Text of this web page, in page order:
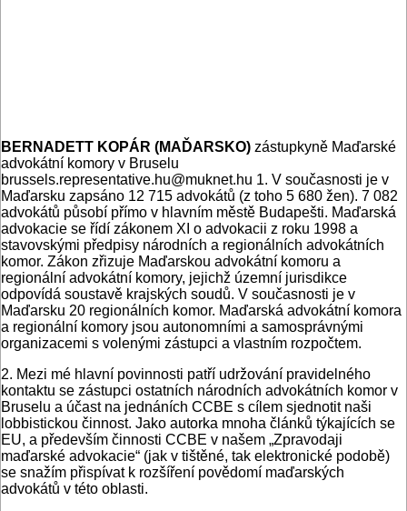
BERNADETT KOPÁR (MAĎARSKO) zástupkyně Maďarské
advokátní komory v Bruselu
brussels.representative.hu@muknet.hu 1. V současnosti je v
Maďarsku zapsáno 12 715 advokátů (z toho 5 680 žen). 7 082
advokátů působí přímo v hlavním městě Budapešti. Maďarská
advokacie se řídí zákonem XI o advokacii z roku 1998 a
stavovskými předpisy národních a regionálních advokátních
komor. Zákon zřizuje Maďarskou advokátní komoru a
regionální advokátní komory, jejichž územní jurisdikce
odpovídá soustavě krajských soudů. V současnosti je v
Maďarsku 20 regionálních komor. Maďarská advokátní komora
a regionální komory jsou autonomními a samosprávnými
organizacemi s volenými zástupci a vlastním rozpočtem.
2. Mezi mé hlavní povinnosti patří udržování pravidelného
kontaktu se zástupci ostatních národních advokátních komor v
Bruselu a účast na jednáních CCBE s cílem sjednotit naši
lobbistickou činnost. Jako autorka mnoha článků týkajících se
EU, a především činnosti CCBE v našem „Zpravodaji
maďarské advokacie“ (jak v tištěné, tak elektronické podobě)
se snažím přispívat k rozšíření povědomí maďarských
advokátů v této oblasti.